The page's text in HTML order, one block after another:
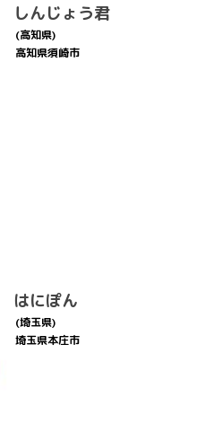
しんじょう君
(高知県)
高知県須崎市
はにぽん
(埼玉県)
埼玉県本庄市